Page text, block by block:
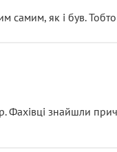
як і був.
гальмівним
знайшли